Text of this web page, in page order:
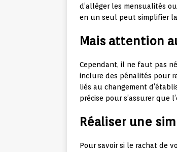
d’alléger les mensualités
en un seul peut simplifier
Mais attention
Cependant, il ne faut pas
inclure des pénalités pour
liés au changement
précise pour s’assurer que
Réaliser une
Pour savoir si le rachat de